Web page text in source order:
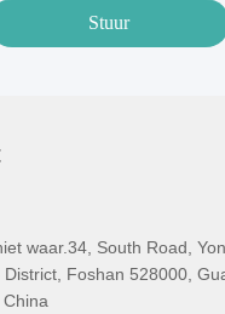
waar.34, South Road,
District, Foshan 528000,